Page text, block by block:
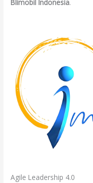
Blimobil Indonesia.
Agile Leadership 4.0